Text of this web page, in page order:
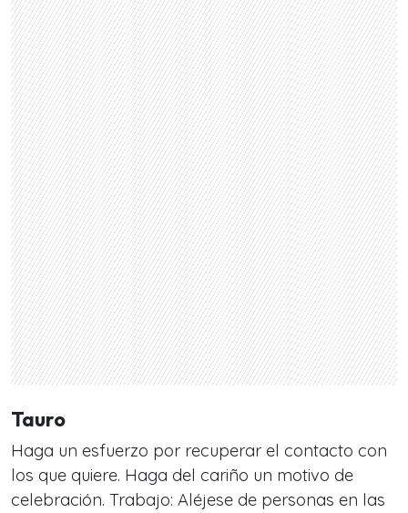
Tauro
Haga un esfuerzo por recuperar el contacto con
los que quiere. Haga del cariño un motivo de
celebración. Trabajo: Aléjese de personas en las